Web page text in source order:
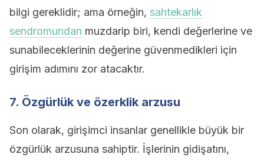
bilgi gereklidir; ama örneğin, sahtekarlık
sendromundan muzdarip biri, kendi değerlerine ve
sunabileceklerinin değerine güvenmedikleri için
girişim adımını zor atacaktır.
7. Özgürlük ve özerklik arzusu
Son olarak, girişimci insanlar genellikle büyük bir
özgürlük arzusuna sahiptir. İşlerinin gidişatını,